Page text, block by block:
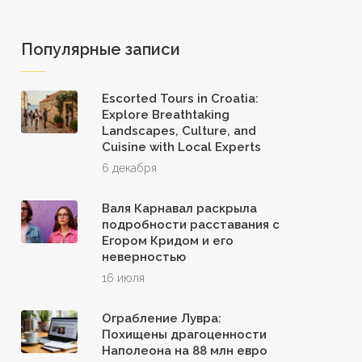
Популярные записи
Escorted Tours in Croatia:
Explore Breathtaking
Landscapes, Culture, and
Cuisine with Local Experts
6 декабря
Валя Карнавал раскрыла
подробности расставания с
Егором Кридом и его
неверностью
16 июля
Ограбление Лувра:
Похищены драгоценности
Наполеона на 88 млн евро